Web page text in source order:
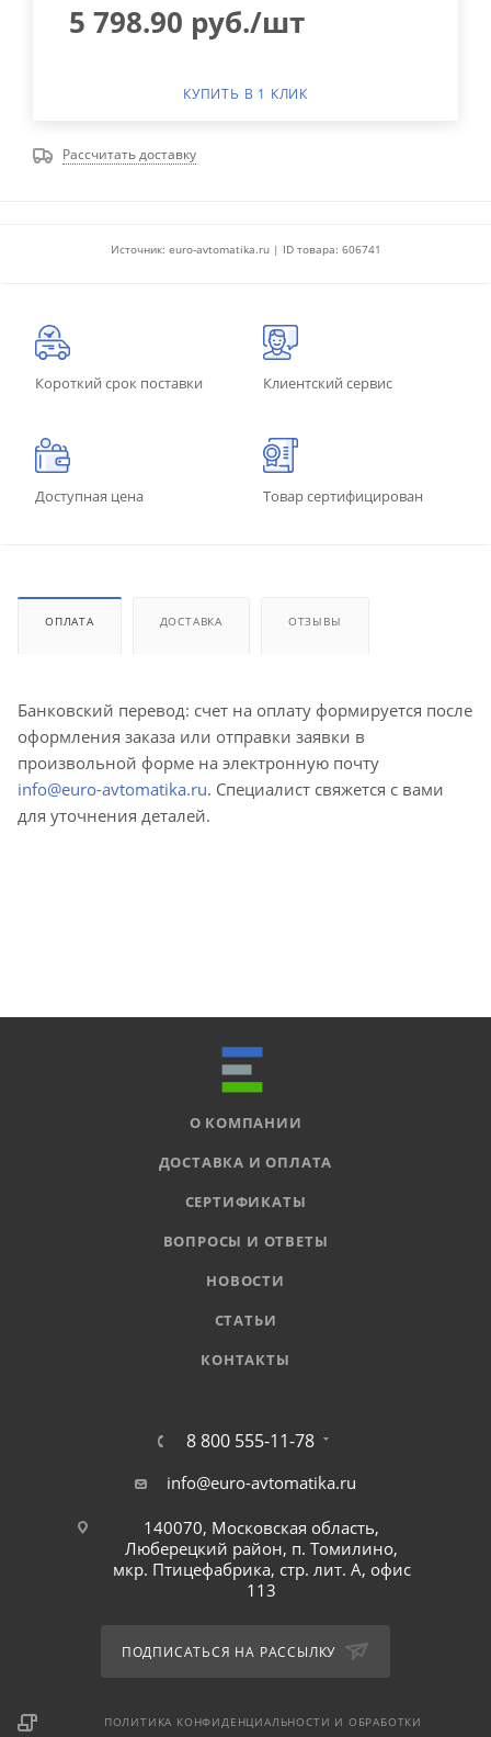
5 798.90 руб./шт
КУПИТЬ В 1 КЛИК
Рассчитать доставку
Источник: euro-avtomatika.ru | ID товара: 606741
Короткий срок поставки Клиентский сервис
Доступная цена Товар сертифицирован
ОПЛАТА ДОСТАВКА ОТЗЫВЫ
Банковский перевод: счет на оплату формируется после
оформления заказа или отправки заявки в
произвольной форме на электронную почту
info@euro-avtomatika.ru. Специалист свяжется с вами
для уточнения деталей.
О КОМПАНИИ
ДОСТАВКА И ОПЛАТА
СЕРТИФИКАТЫ
ВОПРОСЫ И ОТВЕТЫ
НОВОСТИ
СТАТЬИ
КОНТАКТЫ
8 800 555-11-78
info@euro-avtomatika.ru
140070, Московская область,
Люберецкий район, п. Томилино,
мкр. Птицефабрика, стр. лит. А, офис
113
ПОДПИСАТЬСЯ НА РАССЫЛКУ
ПОЛИТИКА КОНФИДЕНЦИАЛЬНОСТИ И ОБРАБОТКИ